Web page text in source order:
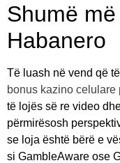
Shumë
Habanero
Të luash në vend që
bonus kazino celulare
të lojës së re video
përmirësosh
se loja është bërë e
si GambleAware ose